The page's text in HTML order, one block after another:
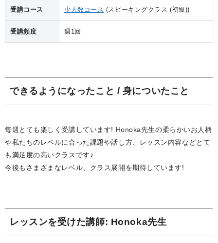
受講コース 少人数コース (スピーキングクラス (初級))
受講頻度 週1回
できるようになったこと / 身についたこと
毎週とても楽しく受講しています! Honoka先生の柔らかいお人柄
や私たちのレベルに合った課題や話し方、レッスン内容などとて
も満足度の高いクラスです♪
今後もさまざまなレベル、クラス展開を期待しています!
レッスンを受けた講師: Honoka先生